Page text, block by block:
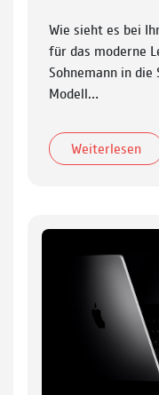
Wie sieht es bei
für das moderne
Sohnemann in
Modell…
Weiterlesen